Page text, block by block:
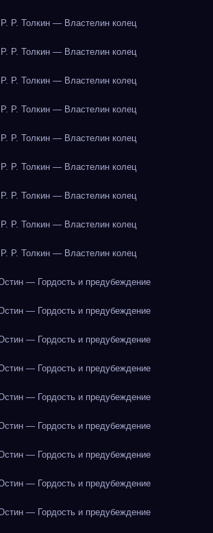
Р. Толкин — Властелин колец
Р. Толкин — Властелин колец
Р. Толкин — Властелин колец
Р. Толкин — Властелин колец
Р. Толкин — Властелин колец
Р. Толкин — Властелин колец
Р. Толкин — Властелин колец
Р. Толкин — Властелин колец
Р. Толкин — Властелин колец
— Гордость и предубеждение
— Гордость и предубеждение
— Гордость и предубеждение
— Гордость и предубеждение
— Гордость и предубеждение
— Гордость и предубеждение
— Гордость и предубеждение
— Гордость и предубеждение
— Гордость и предубеждение